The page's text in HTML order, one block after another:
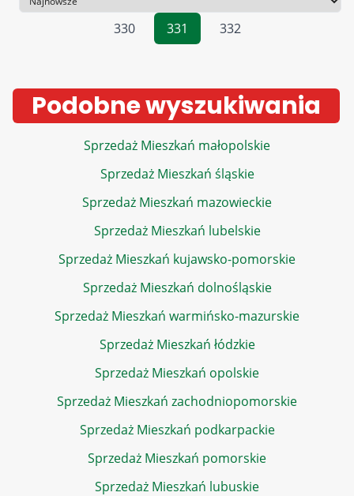
Sortowanie
330
331 332
Podobne wyszukiwania
Sprzedaż Mieszkań małopolskie
Sprzedaż Mieszkań śląskie
Sprzedaż Mieszkań mazowieckie
Sprzedaż Mieszkań lubelskie
Sprzedaż Mieszkań kujawsko-pomorskie
Sprzedaż Mieszkań dolnośląskie
Sprzedaż Mieszkań warmińsko-mazurskie
Sprzedaż Mieszkań łódzkie
Sprzedaż Mieszkań opolskie
Sprzedaż Mieszkań zachodniopomorskie
Sprzedaż Mieszkań podkarpackie
Sprzedaż Mieszkań pomorskie
Sprzedaż Mieszkań lubuskie